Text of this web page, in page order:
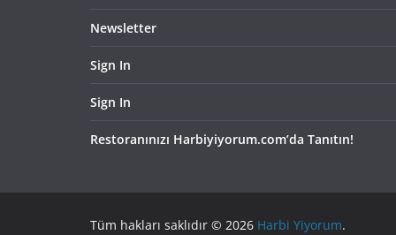
Newsletter
Sign In
Sign In
Restoranınızı Harbiyiyorum.com’da Tanıtın!
Tüm hakları saklıdır © 2026 Harbi Yiyorum.